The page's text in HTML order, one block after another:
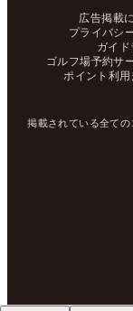
広告掲載
プライバシ
ガイド
ゴルフ場予約サ
ポイント利用
掲載されている全て